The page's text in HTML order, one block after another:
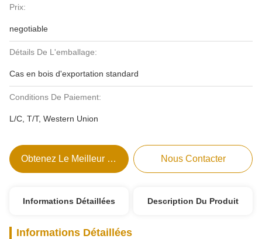
Prix:
negotiable
Détails De L'emballage:
Cas en bois d'exportation standard
Conditions De Paiement:
L/C, T/T, Western Union
Obtenez Le Meilleur Prix Nous Contacter
Informations Détaillées Description Du Produit
Informations Détaillées